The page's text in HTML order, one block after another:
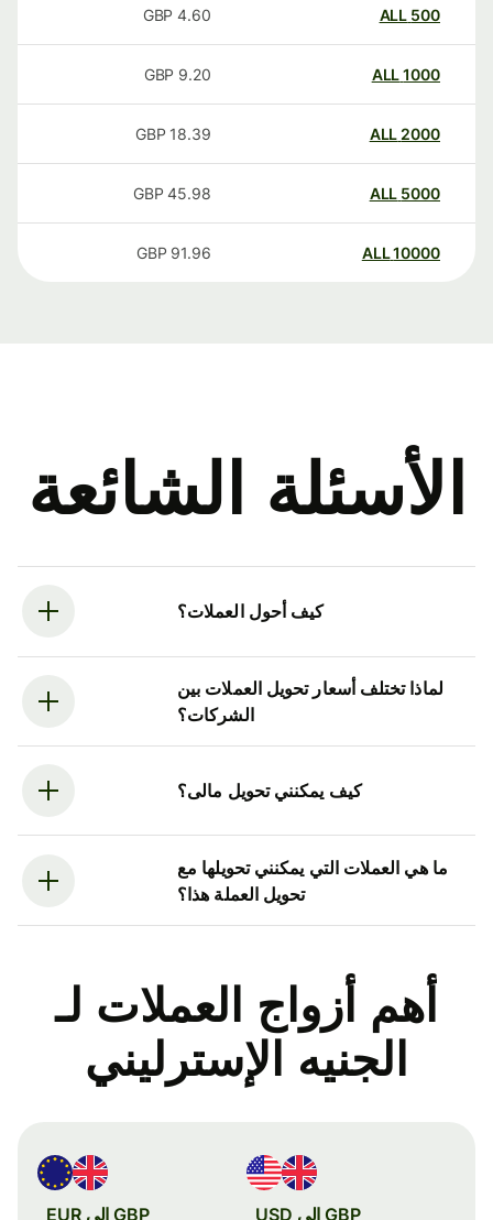
500
ALL
4.60
GBP
1000
ALL
9.20
GBP
2000
ALL
18.39
GBP
5000
ALL
45.98
GBP
10000
ALL
91.96
GBP
الأسئلة الشائعة
كيف أحول العملات؟
لماذا تختلف أسعار تحويل العملات بين
الشركات؟
كيف يمكنني تحويل مالى؟
ما هي العملات التي يمكنني تحويلها مع
تحويل العملة هذا؟
أهم أزواج العملات لـ
الجنيه الإسترليني
GBP إلى USD GBP إلى EUR